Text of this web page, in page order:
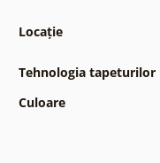
Locație
Tehnologia tapeturilor
Culoare